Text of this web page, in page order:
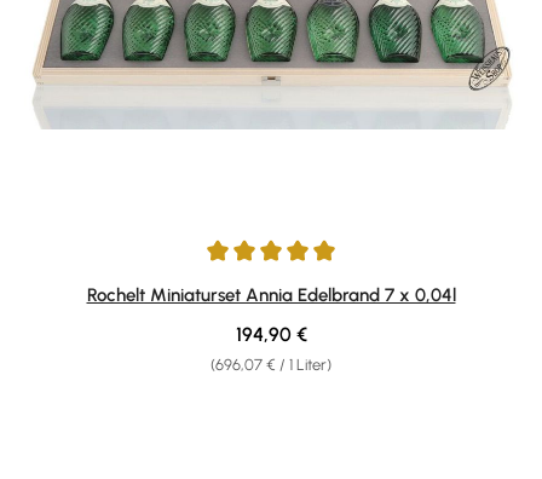
Durchschnittliche Bewertung von 5 von 5 Sternen
Rochelt Miniaturset Annia Edelbrand 7 x 0,04l
(696,07 € / 1 Liter)
Regulärer Preis:
194,90 €